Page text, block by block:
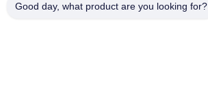
Адрес
Good day, what product are you looking for?